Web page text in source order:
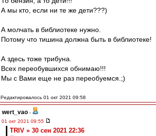
А мы кто, если ни те же дети???)
А молчать в библиотеке нужно.
Потому что тишина должна быть в библиотеке!
А здесь тоже трибуна.
Всех переобувшихся обнимаю!!!
Мы с Вами еще не раз переобуемся.;)
Редактировалось 01 окт 2021 09:58
wert_vao -
01 окт 2021 09:55
TRIV » 30 сен 2021 22:36